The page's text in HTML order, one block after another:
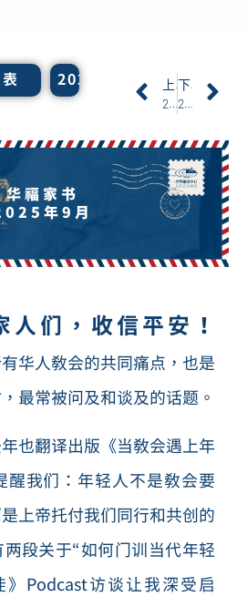
2025年4月
上一页
2025年4月
下一页
2026年2月
华福家书
年9月
人们，收信平安！
华人教会的共同痛点，也是
最常被问及和谈及的话题。
也翻译出版《当教会遇上年
醒我们：年轻人不是教会要
上帝托付我们同行和共创的
段关于“如何门训当代年轻
Podcast访谈让我深受启